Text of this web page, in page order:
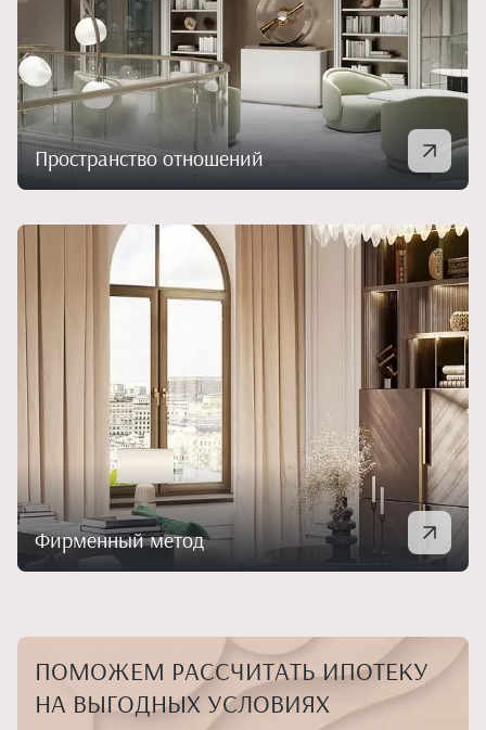
Пространство отношений
Фирменный метод
ПОМОЖЕМ РАССЧИТАТЬ ИПОТЕКУ
НА ВЫГОДНЫХ УСЛОВИЯХ